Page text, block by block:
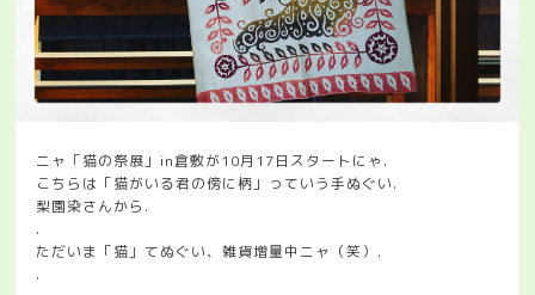
ニャ「猫の祭展」in倉敷が10月17日スタートにゃ.
こちらは「猫がいる君の傍に柄」っていう手ぬぐい.
梨園染さんから.
.
ただいま「猫」てぬぐい、雑貨増量中ニャ（笑）.
.